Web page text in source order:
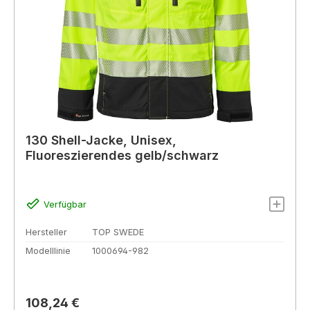
130 Shell-Jacke, Unisex,
Fluoreszierendes gelb/schwarz
Verfügbar
Hersteller
TOP SWEDE
Modelllinie
1000694-982
Regulärer Preis:
108,24 €